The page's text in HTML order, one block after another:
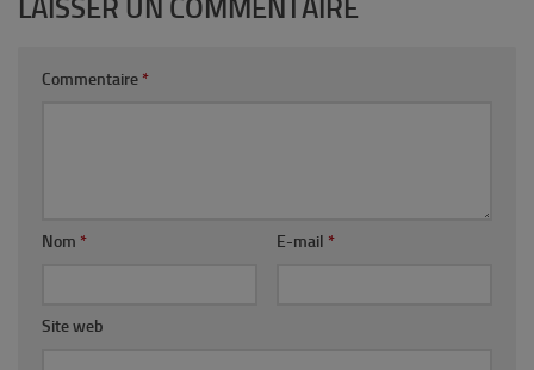
LAISSER UN COMMENTAIRE
Commentaire *
Nom * E-mail *
Site web